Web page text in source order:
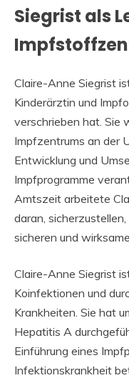
Siegrist als
Claire-Anne Siegrist
Kinderärztin und
verschrieben hat. Sie
Impfzentrums an der
Entwicklung und
Impfprogramme
Amtszeit arbeitete
daran,
sicheren und
Claire-Anne Siegrist
Koinfektionen und
Krankheiten. Sie hat
Hepatitis A
Einführung eines
Infektionskrankheit